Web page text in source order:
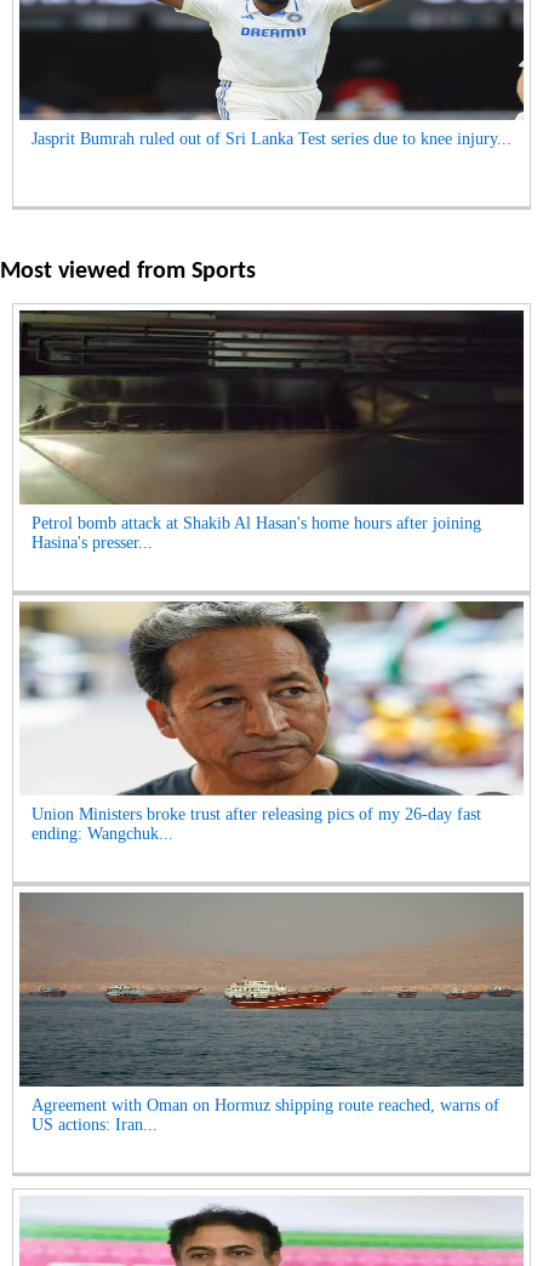
Jasprit Bumrah ruled out of Sri Lanka Test series due to knee injury...
Most viewed from Sports
Petrol bomb attack at Shakib Al Hasan's home hours after joining
Hasina's presser...
Union Ministers broke trust after releasing pics of my 26-day fast
ending: Wangchuk...
Agreement with Oman on Hormuz shipping route reached, warns of
US actions: Iran...